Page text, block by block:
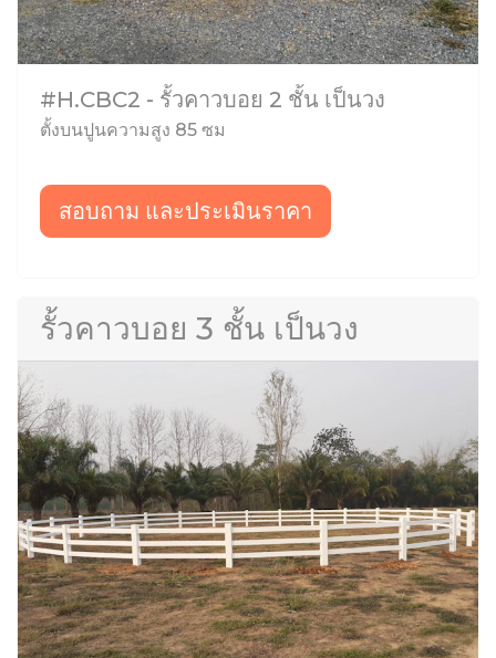
#H.CBC2 - รั้วคาวบอย 2 ชั้น เป็นวง
ตั้งบนปูนความสูง 85 ซม
สอบถาม และประเมินราคา
รั้วคาวบอย 3 ชั้น เป็นวง